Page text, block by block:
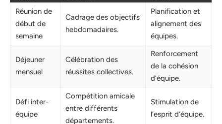
Réunion de
début de
semaine
Cadrage des objectifs
hebdomadaires.
Planification et
alignement des
équipes.
Déjeuner
mensuel
Célébration des
réussites collectives.
Renforcement
de la cohésion
d’équipe.
Défi inter-
équipe
Compétition amicale
entre différents
départements.
Stimulation de
l’esprit d’équipe.